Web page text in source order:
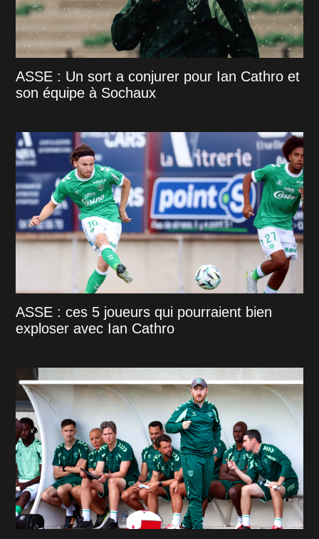
ASSE : Un sort a conjurer pour Ian Cathro et
son équipe à Sochaux
ASSE : ces 5 joueurs qui pourraient bien
exploser avec Ian Cathro